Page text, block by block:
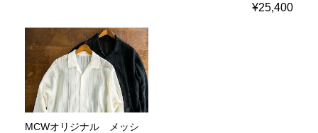
¥25,400
MCWオリジナル メッシ